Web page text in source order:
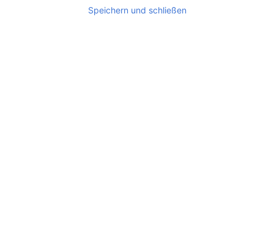
Speichern und schließen